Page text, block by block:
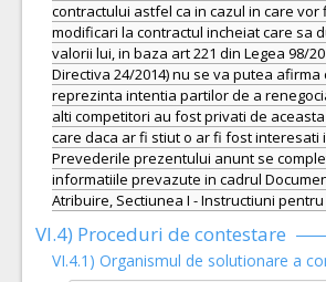
contractului astfel ca in cazul in care vor
modificari la contractul incheiat care sa
valorii lui, in baza art 221 din Legea 98/
Directiva 24/2014) nu se va putea
reprezinta intentia partilor de a
alti competitori au fost privati de
care daca ar fi stiut o ar fi fost interesati
Prevederile prezentului anunt se
informatiile prevazute in cadrul
Atribuire, Sectiunea I - Instructiuni
VI.4) Proceduri de contestare
VI.4.1) Organismul de solutionare a